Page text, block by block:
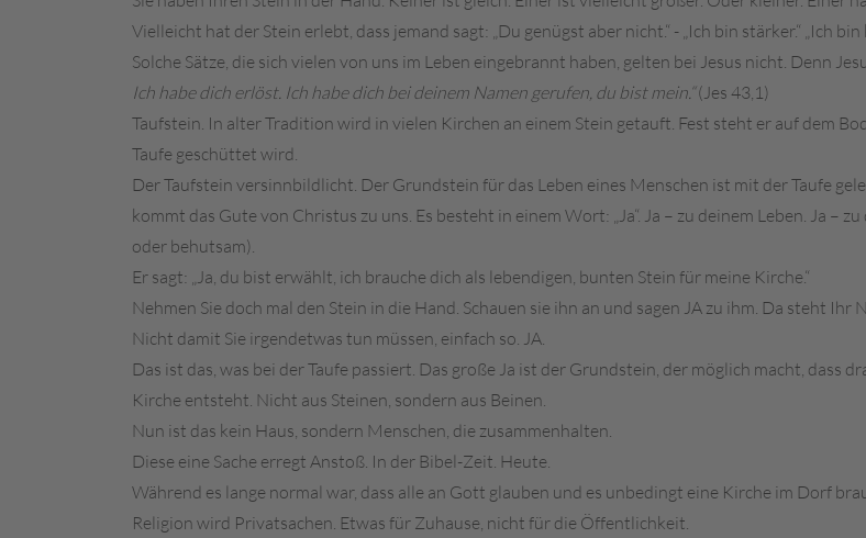
Vielleicht hat der Stein erlebt, dass jemand sagt: „Du genügst aber nicht.“ - „Ich bin stärker.“ „Ich bin
Solche Sätze, die sich vielen von uns im Leben eingebrannt haben, gelten bei Jesus nicht. Denn
Ich habe dich erlöst. Ich habe dich bei deinem Namen gerufen, du bist mein.“(Jes 43,1)
Taufstein. In alter Tradition wird in vielen Kirchen an einem Stein getauft. Fest steht er auf dem
Taufe geschüttet wird.
Der Taufstein versinnbildlicht. Der Grundstein für das Leben eines Menschen ist mit der Taufe
kommt das Gute von Christus zu uns. Es besteht in einem Wort: „Ja“. Ja – zu deinem Leben. Ja
oder behutsam).
Er sagt: „Ja, du bist erwählt, ich brauche dich als lebendigen, bunten Stein für meine Kirche.“
Nehmen Sie doch mal den Stein in die Hand. Schauen sie ihn an und sagen JA zu ihm. Da steht Ihr
Nicht damit Sie irgendetwas tun müssen, einfach so. JA.
Das ist das, was bei der Taufe passiert. Das große Ja ist der Grundstein, der möglich macht, dass
Kirche entsteht. Nicht aus Steinen, sondern aus Beinen.
Nun ist das kein Haus, sondern Menschen, die zusammenhalten.
Diese eine Sache erregt Anstoß. In der Bibel-Zeit. Heute.
Während es lange normal war, dass alle an Gott glauben und es unbedingt eine Kirche im Dorf
Religion wird Privatsachen. Etwas für Zuhause, nicht für die Öffentlichkeit.